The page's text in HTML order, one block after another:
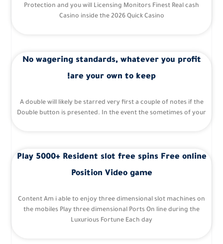
Protection and you will Licensing Monitors Finest Real cash
Casino inside the 2026 Quick Casino
No wagering standards, whatever you profit
are your own to keep!
A double will likely be starred very first a couple of notes if the
Double button is presented. In the event the sometimes of your
Play 5000+ Resident slot free spins Free online
Position Video game
Content Am i able to enjoy three dimensional slot machines on
the mobiles Play three dimensional Ports On line during the
Luxurious Fortune Each day